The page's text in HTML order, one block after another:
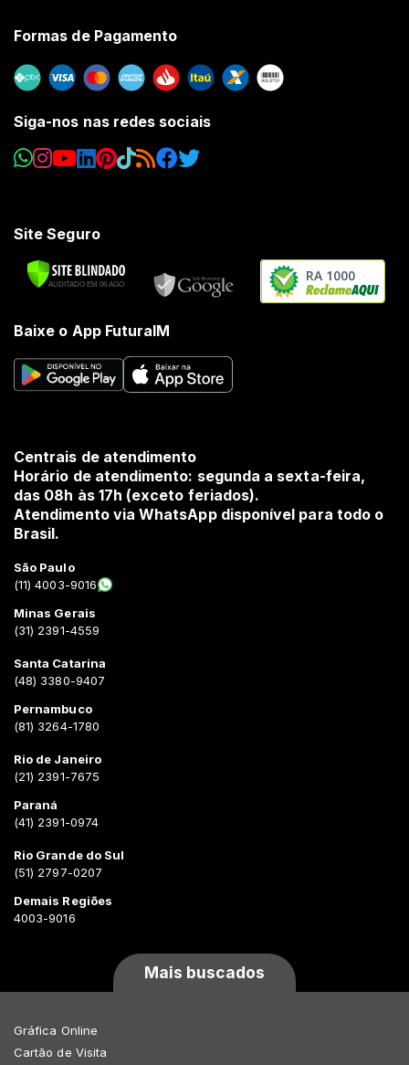
Formas de Pagamento
Siga-nos nas redes sociais
Site Seguro
RA 1000
Baixe o App FuturaIM
Centrais de atendimento
Horário de atendimento: segunda a sexta-feira,
das 08h às 17h (exceto feriados).
Atendimento via WhatsApp disponível para todo o
Brasil.
São Paulo
(11) 4003-9016
Minas Gerais
(31) 2391-4559
Santa Catarina
(48) 3380-9407
Pernambuco
(81) 3264-1780
Rio de Janeiro
(21) 2391-7675
Paraná
(41) 2391-0974
Rio Grande do Sul
(51) 2797-0207
Demais Regiões
4003-9016
Mais buscados
Gráfica Online
Cartão de Visita